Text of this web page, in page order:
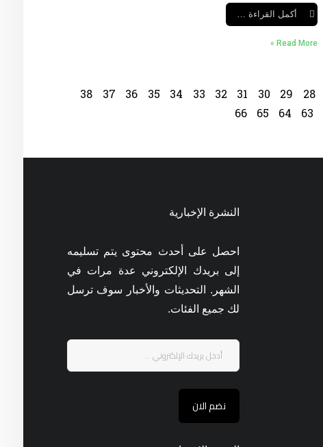
أكمل القراءة …
Read More »
28
29
30
31
32
33
34
35
36
37
38
63
64
65
66
النشرة الإخبارية
احصل على أحدث محتوى يتم تسليمه
إلى بريدك الإلكتروني عدة مرات في
الشهر. التحديثات والأخبار سوف ترسل
لك جميع الفئات.
نضم الان